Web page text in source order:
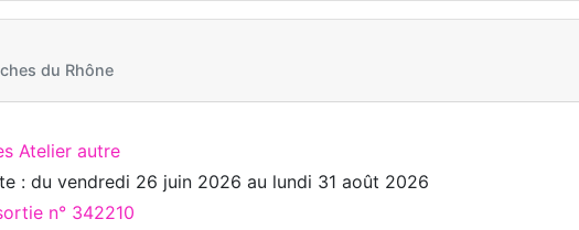
du Rhône
Atelier autre
: duvendredi 26 juin 2026 au lundi 31 août 2026
n° 342210